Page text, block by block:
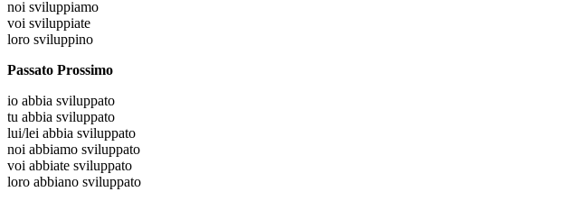
noi sviluppiamo
voi sviluppiate
loro sviluppino
Passato Prossimo
io abbia sviluppato
tu abbia sviluppato
lui/lei abbia sviluppato
noi abbiamo sviluppato
voi abbiate sviluppato
loro abbiano sviluppato